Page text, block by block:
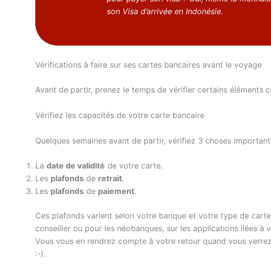
son Visa d’arrivée en Indonésie.
Vérifications à faire sur ses cartes bancaires avant le voyage
Avant de partir, prenez le temps de vérifier certains éléments
Vérifiez les capacités de votre carte bancaire
Quelques semaines avant de partir, vérifiez 3 choses
La date de validité de votre carte.
Les plafonds de retrait.
Les plafonds de paiement.
Ces plafonds varient selon votre banque et votre type de
conseiller ou pour les néobanques, sur les applications liées
Vous vous en rendrez compte à votre retour quand vous
:-).